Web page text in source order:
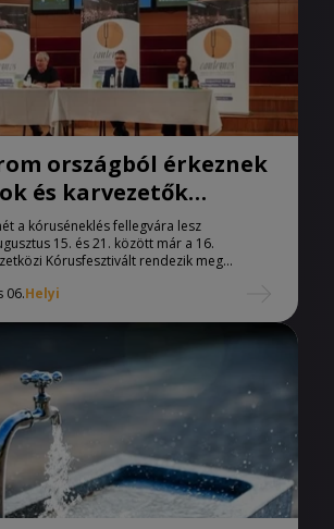
országból érkeznek
és karvezetők
a kóruséneklés fellegvára lesz
15. és 21. között már a 16.
Kórusfesztivált rendezik meg...
06.Helyi